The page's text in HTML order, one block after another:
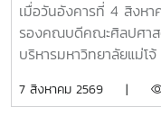
เมื่อวันอังคารที่ 4 สิงห
รองคณบดีคณะศิลปศา
บริหารมหาวิทยาลัยแม่โ
พระบรมราชชนนีพันปีหล
7 สิงหาคม 2569 |